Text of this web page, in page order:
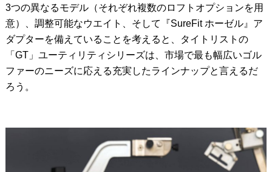
3つの異なるモデル（それぞれ複数のロフトオプションを用
意）、調整可能なウエイト、そして『SureFit ホーゼル』ア
ダプターを備えていることを考えると、タイトリストの
「GT」ユーティリティシリーズは、市場で最も幅広いゴル
ファーのニーズに応える充実したラインナップと言えるだ
ろう。